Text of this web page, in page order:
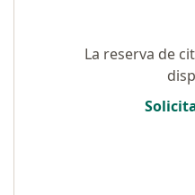
La reserva de